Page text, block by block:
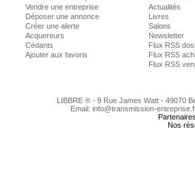
Vendre une entreprise
Déposer une annonce
Créer une alerte
Acquereurs
Cédants
Ajouter aux favoris
Actualités
Livres
Salons
Newsletter
Flux RSS
Flux RSS
Flux RSS
LIBBRE ® - 9 Rue James Watt - 49070
Email: info@transmission-
Nos